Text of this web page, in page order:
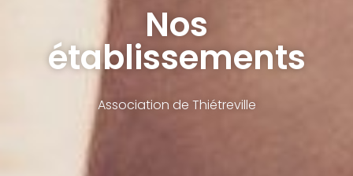
Nos
établissements
Association de Thiétreville